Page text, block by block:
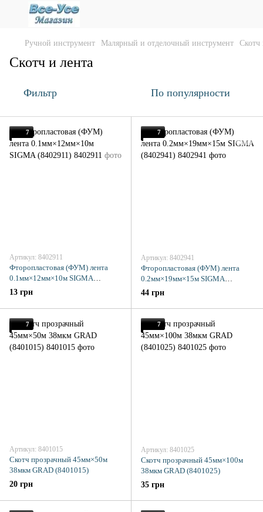
Ручной инструмент Малярный и отделочный инструмент Скотч
Скотч и лента
Фильтр По популярности
7
Артикул: 8402911
Фторопластовая (ФУМ) лента
0.1мм×12мм×10м SIGMA
(8402911)
13 грн
7
Артикул: 8402941
Фторопластовая (ФУМ) лента
0.2мм×19мм×15м SIGMA
(8402941)
44 грн
7
Артикул: 8401015
Скотч прозрачный 45мм×50м
38мкм GRAD (8401015)
20 грн
7
Артикул: 8401025
Скотч прозрачный 45мм×100м
38мкм GRAD (8401025)
35 грн